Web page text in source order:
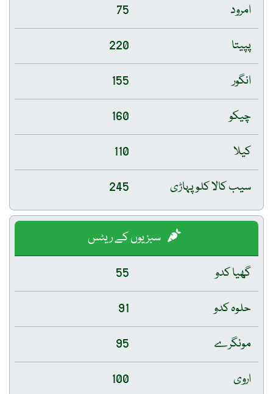
امرود
75
پپیتا
220
انگور
155
چیکو
160
کیلا
110
سیب کالا کلو پہاڑی
245
سبزیوں کے ریٹس
گھیا کدو
55
حلوہ کدو
91
مونگرے
95
اروی
100